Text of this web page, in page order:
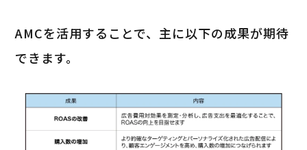
AMCを活用することで、主に以下の成果が期待
できます。